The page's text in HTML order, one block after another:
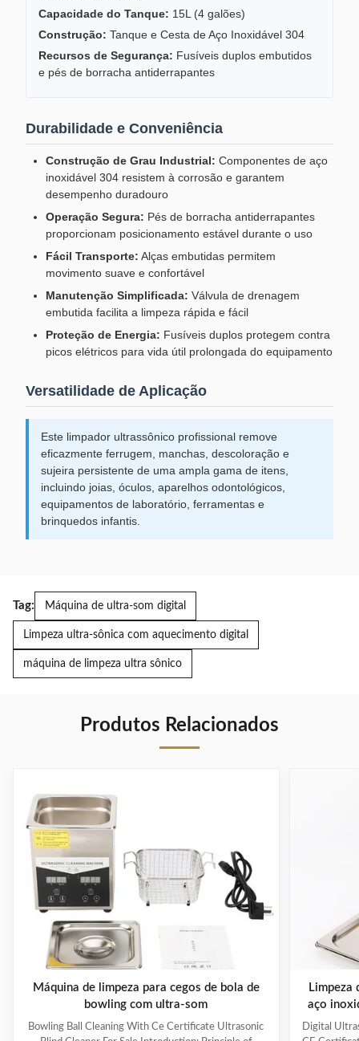
Capacidade do Tanque: 15L (4 galões)
Construção: Tanque e Cesta de Aço Inoxidável 304
Recursos de Segurança: Fusíveis duplos embutidos
e pés de borracha antiderrapantes
Durabilidade e Conveniência
Construção de Grau Industrial: Componentes de aço
inoxidável 304 resistem à corrosão e garantem
desempenho duradouro
Operação Segura: Pés de borracha antiderrapantes
proporcionam posicionamento estável durante o uso
Fácil Transporte: Alças embutidas permitem
movimento suave e confortável
Manutenção Simplificada: Válvula de drenagem
embutida facilita a limpeza rápida e fácil
Proteção de Energia: Fusíveis duplos protegem contra
picos elétricos para vida útil prolongada do equipamento
Versatilidade de Aplicação
Este limpador ultrassônico profissional remove
eficazmente ferrugem, manchas, descoloração e
sujeira persistente de uma ampla gama de itens,
incluindo joias, óculos, aparelhos odontológicos,
equipamentos de laboratório, ferramentas e
brinquedos infantis.
Tag: Máquina de ultra-som digital
Limpeza ultra-sônica com aquecimento digital
máquina de limpeza ultra sônico
Produtos Relacionados
Máquina de limpeza para cegos de bola de
bowling com ultra-som
Bowling Ball Cleaning With Ce Certificate Ultrasonic
Limpeza
aço
Digital